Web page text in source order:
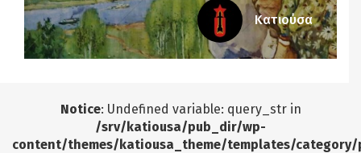
Κατιούσα
Notice: Undefined variable: query_str in
/srv/katiousa/pub_dir/wp-
content/themes/katiousa_theme/templates/